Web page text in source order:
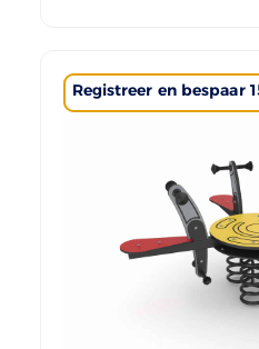
Registreer en bespaar